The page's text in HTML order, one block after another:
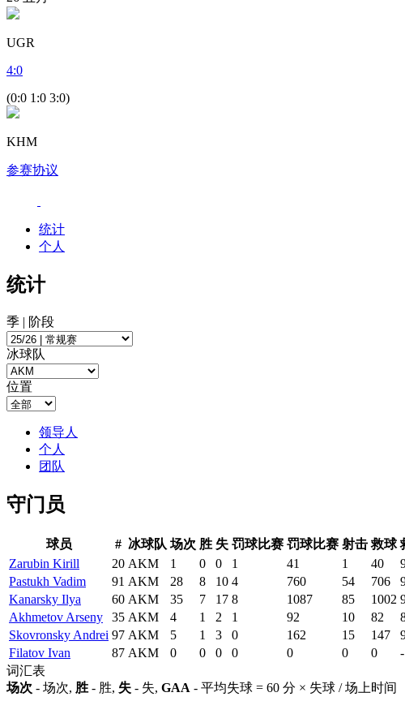
UGR
4:0
(0:0 1:0 3:0)
KHM
参赛协议
统计
个人
统计
季 | 阶段
冰球队
位置
领导人
个人
团队
守门员
球员 # 冰球队 场次 胜 失 罚球比赛 罚球比赛 射击 救球
Zarubin Kirill
20 AKM 1 0 0 1 41 1 40
Pastukh Vadim
91 AKM 28 8 10 4 760 54 706
Kanarsky Ilya
60 AKM 35 7 17 8 1087 85 1002
Akhmetov Arseny
35 AKM 4 1 2 1 92 10 82
Skovronsky Andrei 97 AKM 5 1 3 0 162 15 147
Filatov Ivan
87 AKM 0 0 0 0 0 0 0 -
词汇表
场次 - 场次, 胜 - 胜, 失 - 失, GAA - 平均失球 = 60 分 × 失球 / 场上时间